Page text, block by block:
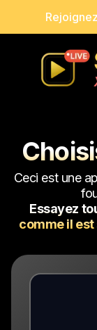
Ceci est une
Essayez
comme il